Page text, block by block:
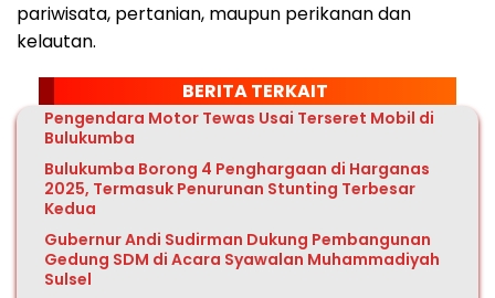
pariwisata, pertanian, maupun perikanan dan
kelautan.
BERITA TERKAIT
Pengendara Motor Tewas Usai Terseret Mobil di
Bulukumba
Bulukumba Borong 4 Penghargaan di Harganas
2025, Termasuk Penurunan Stunting Terbesar
Kedua
Gubernur Andi Sudirman Dukung Pembangunan
Gedung SDM di Acara Syawalan Muhammadiyah
Sulsel